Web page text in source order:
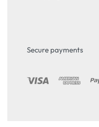
Secure payments